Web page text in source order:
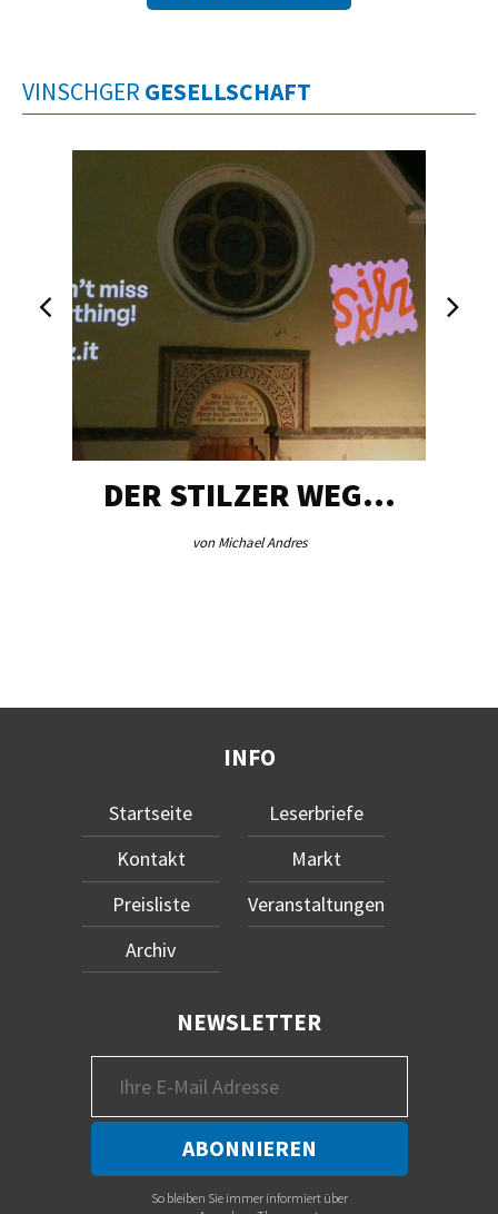
VINSCHGER GESELLSCHAFT
DER STILZER WEG…
von Michael Andres
INFO
Startseite
Kontakt
Preisliste
Archiv
Leserbriefe
Markt
Veranstaltungen
NEWSLETTER
So bleiben Sie immer informiert über